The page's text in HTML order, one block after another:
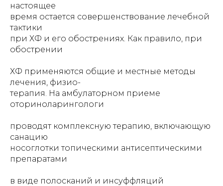
настоящее
время остается совершенствование лечебной
тактики
при ХФ и его обострениях. Как правило, при
обострении
ХФ применяются общие и местные методы
лечения, физио-
терапия. На амбулаторном приеме
оториноларингологи
проводят комплексную терапию, включающую
санацию
носоглотки топическими антисептическими
препаратами
в виде полосканий и инсуффляций